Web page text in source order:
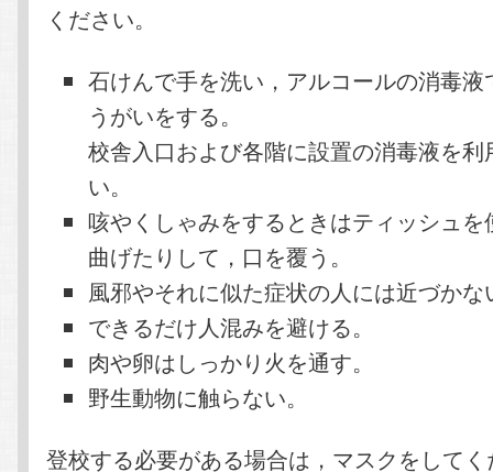
ください。
石けんで手を洗い，アルコールの消毒
うがいをする。
校舎入口および各階に設置の消毒液を利
い。
咳やくしゃみをするときはティッシュ
曲げたりして，口を覆う。
風邪やそれに似た症状の人には近づかな
できるだけ人混みを避ける。
肉や卵はしっかり火を通す。
野生動物に触らない。
登校する必要がある場合は，マスクをして